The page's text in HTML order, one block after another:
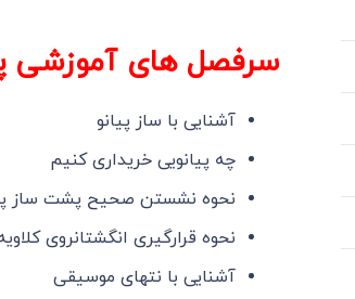
سرفصل های آموزشی
آشنایی با ساز پیانو
چه پیانویی خریداری کنیم
نحوه نشستن صحیح پشت ساز
نحوه قرارگیری انگشتانروی
آشنایی با نتهای موسیقی